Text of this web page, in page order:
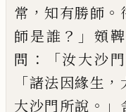
常 ，知有勝師 。
師是誰 ？」 頞
問 ：「汝大沙
「諸法因緣生 ，
大沙門所說 。」